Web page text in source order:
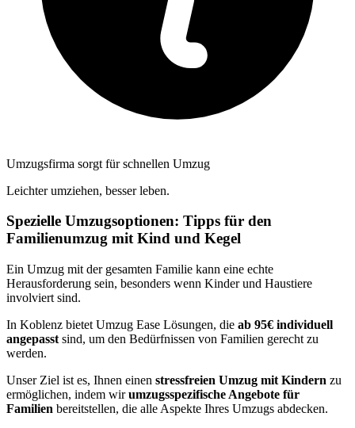
Umzugsfirma sorgt für schnellen Umzug
Leichter umziehen, besser leben.
Spezielle Umzugsoptionen: Tipps für den
Familienumzug mit Kind und Kegel
Ein Umzug mit der gesamten Familie kann eine echte
Herausforderung sein, besonders wenn Kinder und Haustiere
involviert sind.
In Koblenz bietet Umzug Ease Lösungen, die ab 95€ individuell
angepasst sind, um den Bedürfnissen von Familien gerecht zu
werden.
Unser Ziel ist es, Ihnen einen stressfreien Umzug mit Kindern zu
ermöglichen, indem wirumzugsspezifische Angebote für
Familien bereitstellen, die alle Aspekte Ihres Umzugs abdecken.